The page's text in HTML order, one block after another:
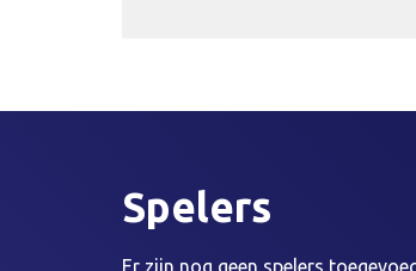
Spelers